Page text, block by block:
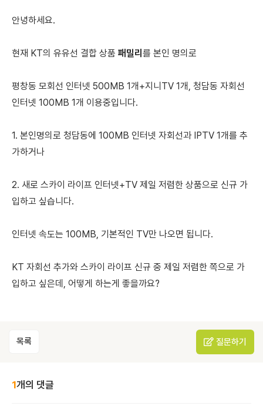
안녕하세요.
현재 KT의 유유선 결합 상품 패밀리 를 본인 명의로
평창동 모회선 인터넷 500MB 1개+지니TV 1개, 청담동 자회선
인터넷 100MB 1개 이용중입니다.
1. 본인명의로 청담동에 100MB 인터넷 자회선과 IPTV 1개를 추
가하거나
2. 새로 스카이 라이프 인터넷+TV 제일 저렴한 상품으로 신규 가
입하고 싶습니다.
인터넷 속도는 100MB, 기본적인 TV만 나오면 됩니다.
KT 자회선 추가와 스카이 라이프 신규 중 제일 저렴한 쪽으로 가
입하고 싶은데, 어떻게 하는게 좋을까요?
목록 질문하기
1개의 댓글